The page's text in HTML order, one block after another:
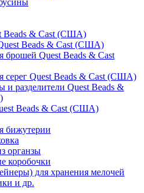
Beads & Cast (США)
Beads & Cast (США)
брошей Quest Beads & Cast
серег Quest Beads & Cast (США)
и разделители Quest Beads &
Beads & Cast (США)
бижутерии
органзы
коробочки
для хранения мелочей
и др.